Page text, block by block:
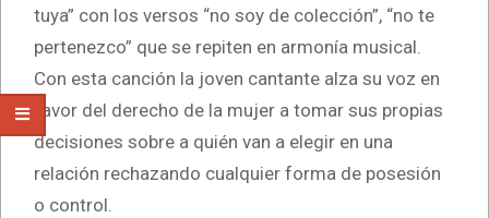
tuya” con los versos “no soy de colección”, “no te
pertenezco” que se repiten en armonía musical.
Con esta canción la joven cantante alza su voz en
favor del derecho de la mujer a tomar sus propias
decisiones sobre a quién van a elegir en una
relación rechazando cualquier forma de posesión
o control.